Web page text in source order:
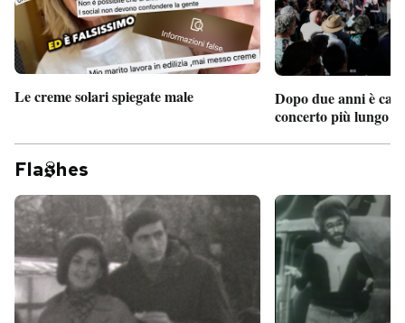
Le creme solari spiegate male
Dopo due anni è
concerto più lungo
Fla hes